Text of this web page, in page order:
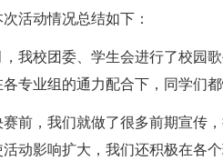
活动情况总结如下：
，我校团委、学生会进行了校园
专业组的通力配合下，同学们
赛前，我们就做了很多前期宣传
动影响扩大，我们还积极在各